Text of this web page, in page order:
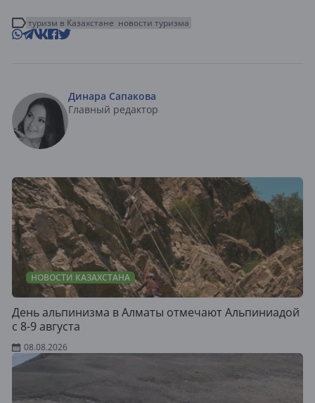
туризм в Казахстане новости туризма
Динара Сапакова
Главный редактор
НОВОСТИ КАЗАХСТАНА
День альпинизма в Алматы отмечают Альпиниадой
с 8-9 августа
08.08.2026